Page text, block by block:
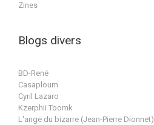
Zines
Blogs divers
BD-René
Casaploum
Cyril Lazaro
Kzerphii Toomk
L'ange du bizarre (Jean-Pierre Dionnet)